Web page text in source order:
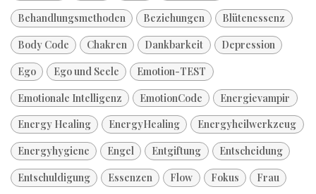
Behandlungsmethoden
Beziehungen
Blütenessenz
Body Code
Chakren Dankbarkeit
Depression
Ego
Ego und Seele
Emotion-TEST
Emotionale Intelligenz
EmotionCode
Energievampir
Energy Healing
EnergyHealing
Energyheilwerkzeug
Energyhygiene
Engel Entgiftung
Entscheidung
Entschuldigung
Essenzen Flow Fokus
Frau